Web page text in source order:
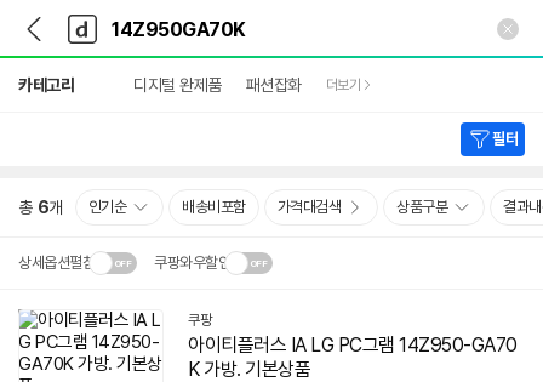
다
나
와
가
기
다
와
메
인
카테고리 디지털 완제품 패션잡화 더보기
필터
총 6개 인기순 배송비포함 가격대검색 상품구분 결과
상세옵션펼침 쿠팡와우할인
설치 환경·지역에 따라
배송·설치비가 달라집니다.닫
기
쿠팡
아이티플러스 IA LG PC그램 14Z950-GA70
K 가방. 기본상품